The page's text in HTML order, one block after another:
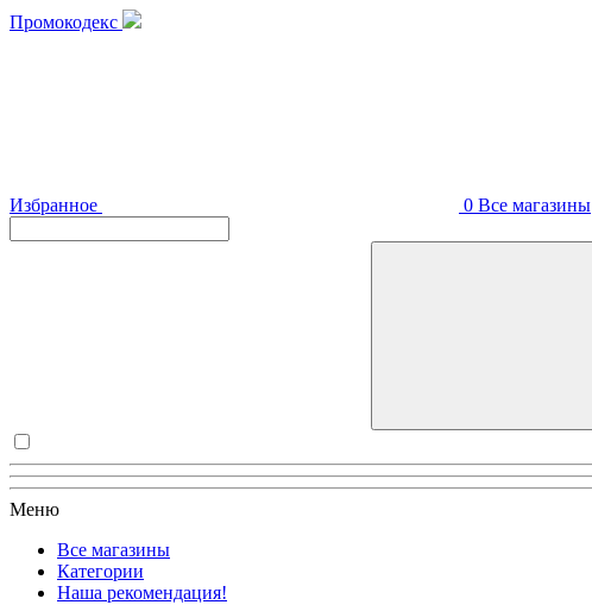
Промокодекс
Избранное 0 Все магазины
Меню
Все магазины
Категории
Наша рекомендация!